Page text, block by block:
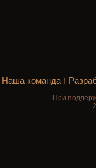
Наша команда†
При